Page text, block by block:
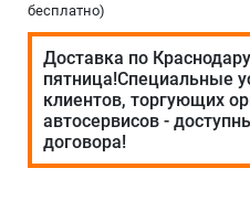
бесплатно)
Доставка по
пятница!Специальные
клиентов, торгующих
автосервисов -
договора!